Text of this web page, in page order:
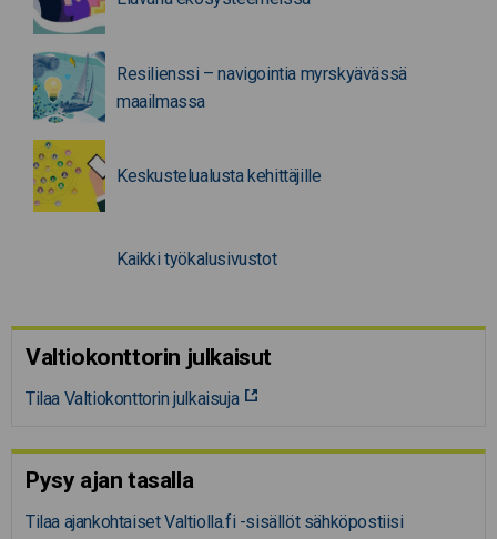
Resilienssi – navigointia myrskyävässä
maailmassa
Keskustelualusta kehittäjille
Kaikki työkalusivustot
Valtiokonttorin julkaisut
Tilaa Valtiokonttorin julkaisuja
Pysy ajan tasalla
Tilaa ajankohtaiset Valtiolla.fi -sisällöt sähköpostiisi